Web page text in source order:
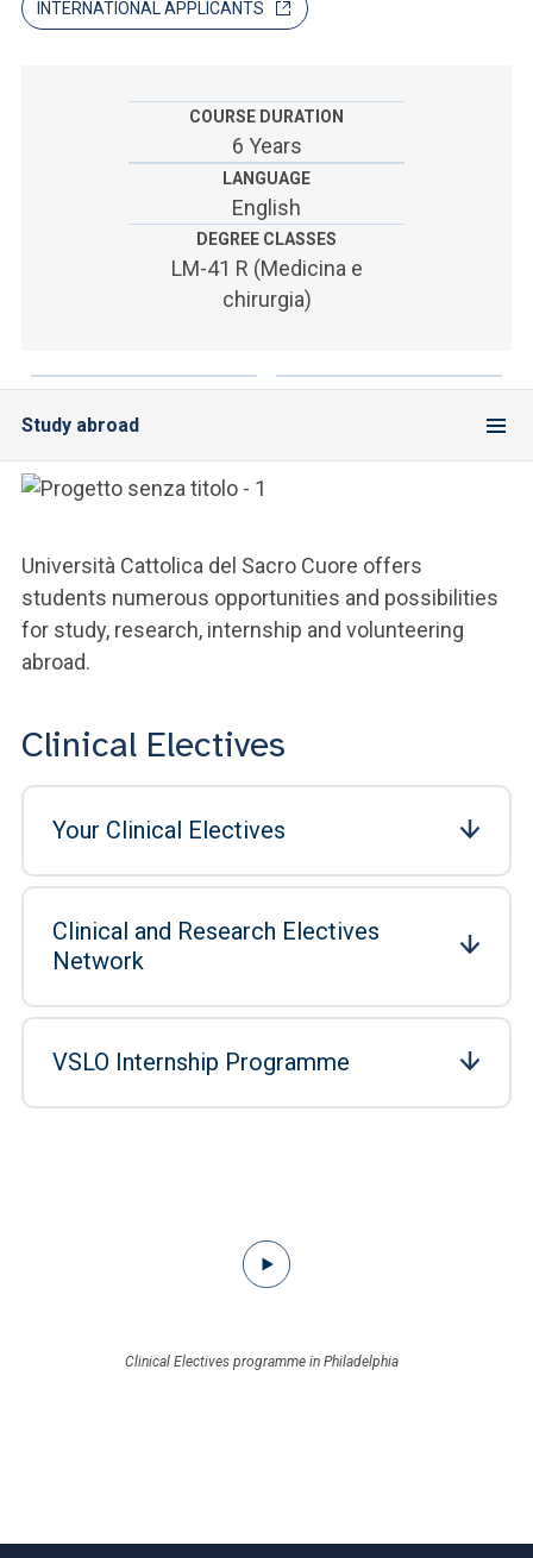
ACCEDI A CLOUDMAIL
INTERNATIONAL APPLICANTS
COURSE DURATION
6 Years
LANGUAGE
English
DEGREE CLASSES
LM-41 R (Medicina e
chirurgia)
Study abroad
Università Cattolica del Sacro Cuore offers
students numerous opportunities and possibilities
for study, research, internship and volunteering
abroad.
Clinical Electives
Your Clinical Electives
Clinical and Research Electives
Network
VSLO Internship Programme
Clinical Electives programme in Philadelphia